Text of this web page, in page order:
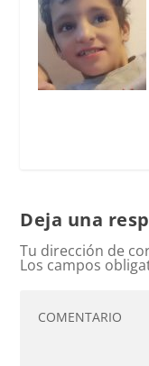
Deja una
Tu dirección de
Los campos